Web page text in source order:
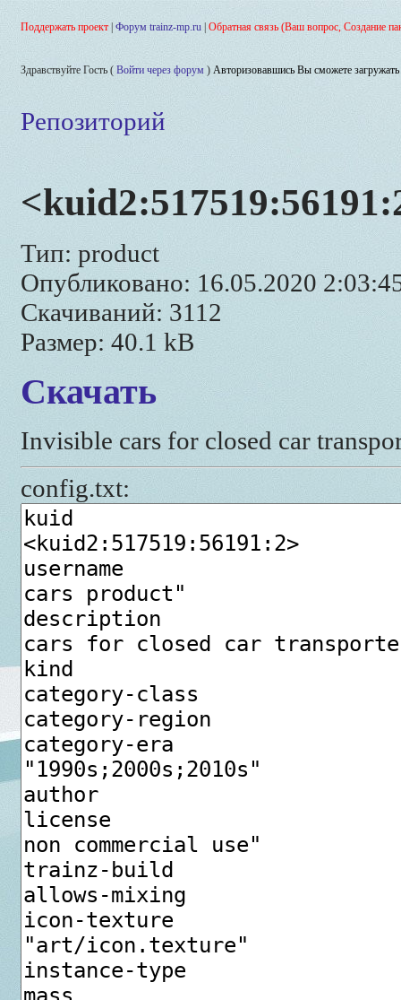
Поддержать проект Форум trainz-mp.ru Обратная связь (Ваш вопрос, Создание
Здравствуйте Гость ( Войти через форум ) Авторизовавшись Вы сможете
Репозиторий
Тип: product
Опубликовано: 16.05.2020
Скачиваний: 3112
Размер: 40.1 kB
Скачать
Invisible cars for closed car
config.txt: